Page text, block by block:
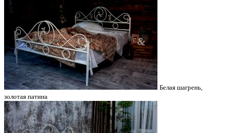
Белая шагрень,
золотая патина